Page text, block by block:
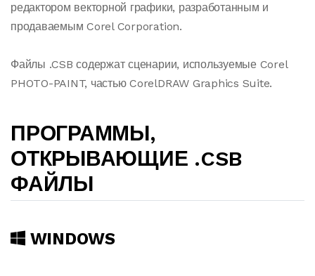
редактором векторной графики, разработанным и
продаваемым Corel Corporation.
Файлы .CSB содержат сценарии, используемые Corel
PHOTO-PAINT, частью CorelDRAW Graphics Suite.
ПРОГРАММЫ,
ОТКРЫВАЮЩИЕ .CSB
ФАЙЛЫ
WINDOWS